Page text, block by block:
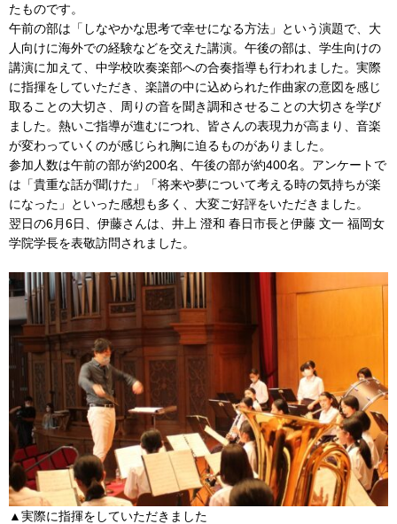
たものです。
午前の部は「しなやかな思考で幸せになる方法」という演題で、大
人向けに海外での経験などを交えた講演。午後の部は、学生向けの
講演に加えて、中学校吹奏楽部への合奏指導も行われました。実際
に指揮をしていただき、楽譜の中に込められた作曲家の意図を感じ
取ることの大切さ、周りの音を聞き調和させることの大切さを学び
ました。熱いご指導が進むにつれ、皆さんの表現力が高まり、音楽
が変わっていくのが感じられ胸に迫るものがありました。
参加人数は午前の部が約200名、午後の部が約400名。アンケートで
は「貴重な話が聞けた」「将来や夢について考える時の気持ちが楽
になった」といった感想も多く、大変ご好評をいただきました。
翌日の6月6日、伊藤さんは、井上 澄和 春日市長と伊藤 文一 福岡女
学院学長を表敬訪問されました。
▲実際に指揮をしていただきました